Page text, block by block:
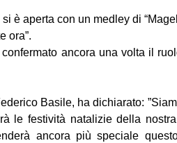
si è aperta con un medley di
ora”.
confermato ancora una volta il
Basile, ha dichiarato:
le festività natalizie della
ancora più speciale